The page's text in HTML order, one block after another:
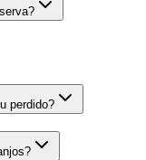
perdido?